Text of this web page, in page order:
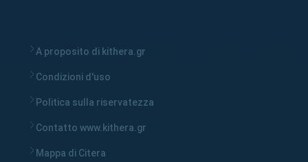
A proposito di kithera.gr
Condizioni d'uso
Politica sulla riservatezza
Contatto www.kithera.gr
Mappa di Citera